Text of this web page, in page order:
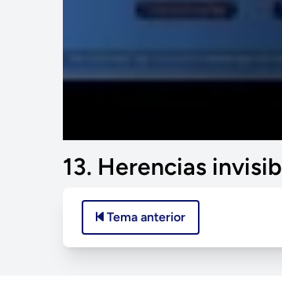
13. Herencias
Tema anterior